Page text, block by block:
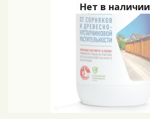
Нет в наличии